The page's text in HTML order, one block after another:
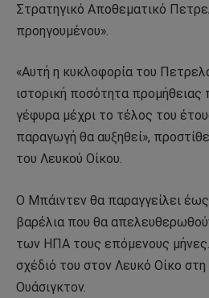
Στρατηγικό Αποθεματικό
προηγουμένου».
«Αυτή η κυκλοφορία του
ιστορική ποσότητα προμήθειας
γέφυρα μέχρι το τέλος του
παραγωγή θα αυξηθεί»,
του Λευκού Οίκου.
Ο Μπάιντεν θα παραγγείλει
βαρέλια που θα
των ΗΠΑ τους επόμενους μήνες.
σχέδιό του στον Λευκό Οίκο στη
Ουάσιγκτον.